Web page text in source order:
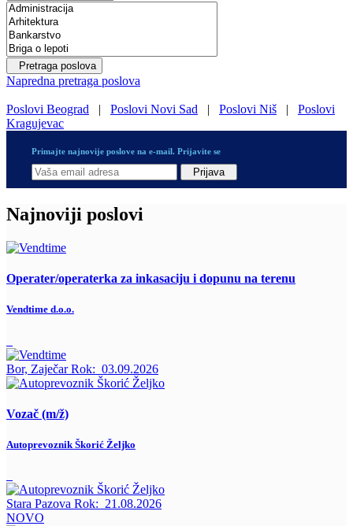
Pretraga poslova
Napredna pretraga poslova
Poslovi Beograd | Poslovi Novi Sad | Poslovi Niš |
Poslovi
Kragujevac
Primajte najnovije poslove na e-mail. Prijavite se
Prijava
Najnoviji poslovi
Operater/operaterka za inkasaciju i dopunu na terenu
Vendtime d.o.o.
Bor, Zaječar Rok: 03.09.2026
Vozač (m/ž)
Autoprevoznik Škorić Željko
Stara Pazova Rok: 21.08.2026
NOVO